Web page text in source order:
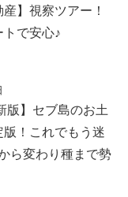
産】視察ツアー！
トで安心♪
版】セブ島のお土
版！これでもう迷
ら変わり種まで勢